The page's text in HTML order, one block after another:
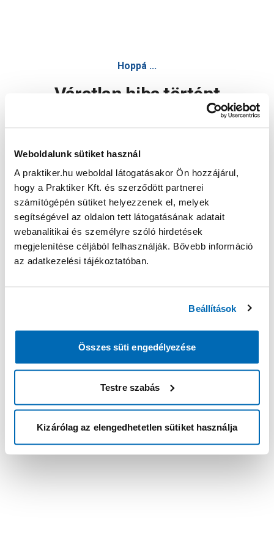
Weboldalunk sütiket használ
A praktiker.hu weboldal látogatásakor Ön hozzájárul,
hogy a Praktiker Kft. és szerződött partnerei
számítógépén sütiket helyezzenek el, melyek
segítségével az oldalon tett látogatásának adatait
webanalitikai és személyre szóló hirdetések
megjelenítése céljából felhasználják. Bővebb információ
az adatkezelési tájékoztatóban.
Beállítások
Összes süti engedélyezése
Testre szabás
Kizárólag az elengedhetetlen sütiket használja
Hoppá ...
Váratlan hiba történt
Oldal újratöltése